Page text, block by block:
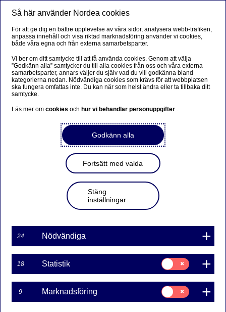
Privat
Frågor och svar Apple Pay
Apple Pay
Hur lägger jag till mina kort och aktiverar jag Apple
Är det någon beloppsgräns när jag betalar med Apple
Behöver jag tillgång till Internet när jag betalar med
Apple Pay i butik?
Var kan jag använda Apple Pay?
Hur många kort kan läggas till Apple Pay?
Så här använder Nordea cookies
För att ge dig en bättre upplevelse av våra sidor, analysera webb-trafiken,
anpassa innehåll och visa riktad marknadsföring använder vi cookies,
både våra egna och från externa samarbetsparter.
Vi ber om ditt samtycke till att få använda cookies. Genom att välja
”Godkänn alla” samtycker du till alla cookies från oss och våra externa
samarbetsparter, annars väljer du själv vad du vill godkänna bland
kategorierna nedan. Nödvändiga cookies som krävs för att webbplatsen
ska fungera omfattas inte. Du kan när som helst ändra eller ta tillbaka ditt
samtycke.
Läs mer omcookiesoch hur vi behandlar personuppgifter .
Godkänn alla
Fortsätt med valda
Stäng
inställningar
24 Nödvändiga
18 Statistik
Samtycke
för:
Statistik
9 Marknadsföring
Samtycke
för:
Marknadsföring